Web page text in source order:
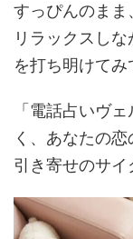
すっぴんのま
リラックスし
を打ち明けてみ
「電話占いヴ
く、あなたの
引き寄せのサイ